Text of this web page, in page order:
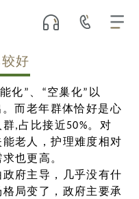
好
化”、“空巢化”以
而老年群体恰好是心
,占比接近50%。对
老人，护理难度相对
也更高。
府主导，几乎没有什
局变了，政府主要承